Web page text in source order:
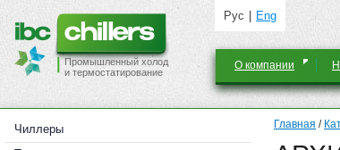
Промышленный холод
и термостатирование
Рус Eng
О компании
Чиллеры
Главная /